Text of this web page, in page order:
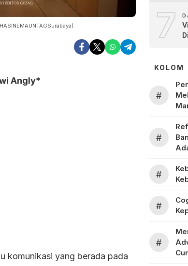
Angly*
komunikasi yang berada pada
7
KOLOM
#
#
#
#
#